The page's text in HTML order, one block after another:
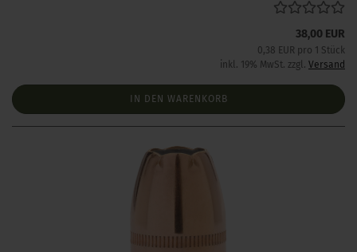
38,00 EUR
0,38 EUR pro 1 Stück
inkl. 19% MwSt. zzgl. Versand
IN DEN WARENKORB